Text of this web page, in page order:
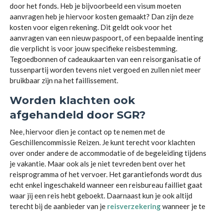
door het fonds. Heb je bijvoorbeeld een visum moeten
aanvragen heb je hiervoor kosten gemaakt? Dan zijn deze
kosten voor eigen rekening. Dit geldt ook voor het
aanvragen van een nieuw paspoort, of een bepaalde inenting
die verplicht is voor jouw specifieke reisbestemming.
Tegoedbonnen of cadeaukaarten van een reisorganisatie of
tussenpartij worden tevens niet vergoed en zullen niet meer
bruikbaar zijn na het faillissement.
Worden klachten ook
afgehandeld door SGR?
Nee, hiervoor dien je contact op te nemen met de
Geschillencommissie Reizen. Je kunt terecht voor klachten
over onder andere de accommodatie of de begeleiding tijdens
je vakantie. Maar ook als je niet tevreden bent over het
reisprogramma of het vervoer. Het garantiefonds wordt dus
echt enkel ingeschakeld wanneer een reisbureau failliet gaat
waar jij een reis hebt geboekt. Daarnaast kun je ook altijd
terecht bij de aanbieder van je reisverzekeringwanneer je te